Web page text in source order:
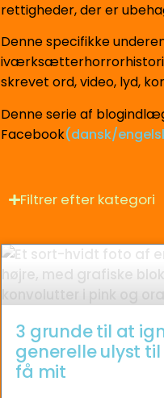
rettigheder, der er
Denne specifikke
skrevet ord, video, lyd,
Denne serie af
Facebook(dansk/
Filtrer efter kategori
3 grunde til at
generelle ulyst
få mit